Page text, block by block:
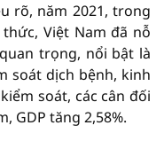
rõ, năm 2021, trong
Việt Nam đã nỗ
trọng, nổi bật là
soát dịch bệnh, kinh
soát, các cân đối
GDP tăng 2,58%.